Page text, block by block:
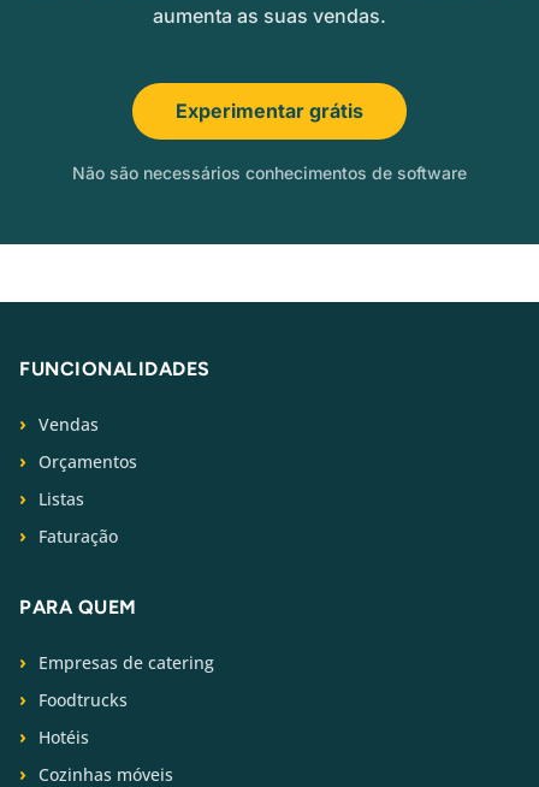
aumenta as suas vendas.
Experimentar grátis
Não são necessários conhecimentos de software
FUNCIONALIDADES
Vendas
Orçamentos
Listas
Faturação
PARA QUEM
Empresas de catering
Foodtrucks
Hotéis
Cozinhas móveis